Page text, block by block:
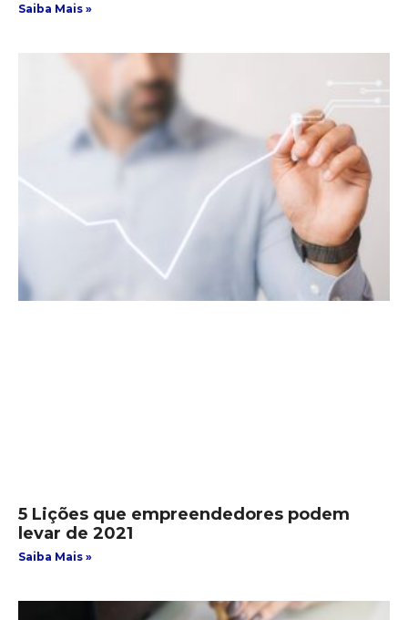
Saiba Mais »
5 Lições que empreendedores podem
levar de 2021
Saiba Mais »